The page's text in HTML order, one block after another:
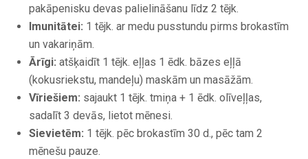
pakāpenisku devas palielināšanu līdz 2 tējk.
Imunitātei: 1 tējk. ar medu pusstundu pirms brokastīm
un vakariņām.
Ārīgi: atšķaidīt 1 tējk. eļļas 1 ēdk. bāzes eļļā
(kokusriekstu, mandeļu) maskām un masāžām.
Vīriešiem: sajaukt 1 tējk. tmiņa + 1 ēdk. olīveļļas,
sadalīt 3 devās, lietot mēnesi.
Sievietēm: 1 tējk. pēc brokastīm 30 d., pēc tam 2
mēnešu pauze.